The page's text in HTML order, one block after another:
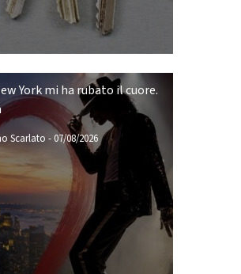
York mi ha rubato il cuore.
Scarlato -07/08/2026